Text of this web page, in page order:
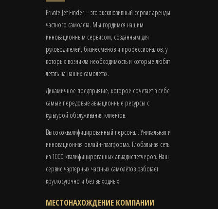
Private Jet Finder – это эксклюзивный сервис аренды
частного самолёта. Мы гордимся нашим
инновационным сервисом, созданным для
руководителей, бизнесменов и профессионалов, у
которых возникла необходимость и которые любят
летать на наших самолётах.
Динамичное предприятие, которое сочетает в себе
самые передовые авиационные ресурсы с
культурой обслуживания клиентов.
Высококвалифицированный персонал. Уникальная и
инновационная онлайн-платформа. Глобальная сеть
из 1000 квалифицированных авиадиспетчеров. Наш
сервис чартерных частных самолётов работает
круглосуточно и без выходных.
МЕСТОНАХОЖДЕНИЕ КОМПАНИИ